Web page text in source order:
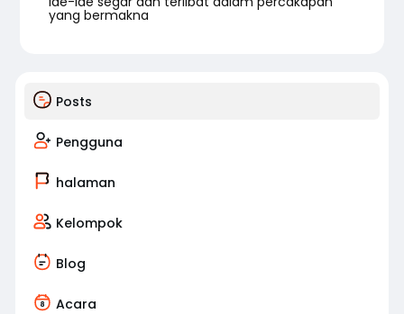
yang bermakna
Posts
Pengguna
halaman
Kelompok
Blog
Acara